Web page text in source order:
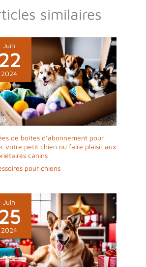
similaires
Juin
22
2024
de boîtes d’abonnement pour
votre petit chien ou faire plaisir aux
canins
pour chiens
Juin
25
2024